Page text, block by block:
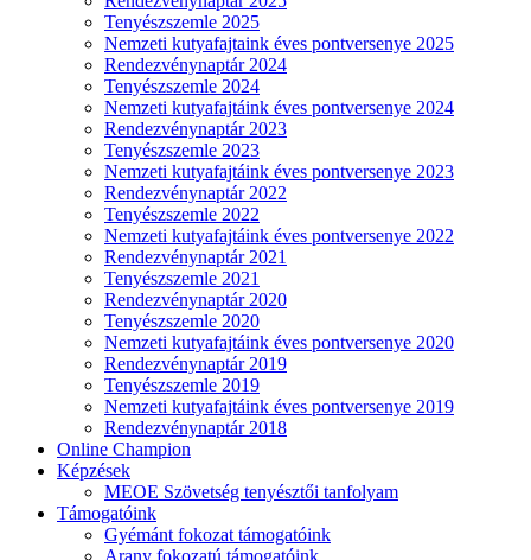
Tenyészszemle 2025
Nemzeti kutyafajtaink éves pontversenye 2025
Rendezvénynaptár 2024
Tenyészszemle 2024
Nemzeti kutyafajtáink éves pontversenye 2024
Rendezvénynaptár 2023
Tenyészszemle 2023
Nemzeti kutyafajtáink éves pontversenye 2023
Rendezvénynaptár 2022
Tenyészszemle 2022
Nemzeti kutyafajtáink éves pontversenye 2022
Rendezvénynaptár 2021
Tenyészszemle 2021
Rendezvénynaptár 2020
Tenyészszemle 2020
Nemzeti kutyafajtáink éves pontversenye 2020
Rendezvénynaptár 2019
Tenyészszemle 2019
Nemzeti kutyafajtáink éves pontversenye 2019
Rendezvénynaptár 2018
Online Champion
Képzések
MEOE Szövetség tenyésztői tanfolyam
Támogatóink
Gyémánt fokozat támogatóink
Arany fokozatú támogatóink